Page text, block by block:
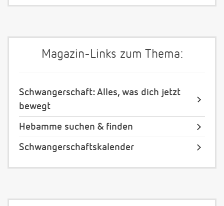
Magazin-Links zum Thema:
Schwangerschaft: Alles, was dich jetzt
bewegt
Hebamme suchen & finden
Schwangerschaftskalender